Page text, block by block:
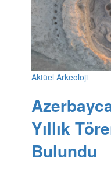
Aktüel Arkeoloji
Yıllık
Bulundu